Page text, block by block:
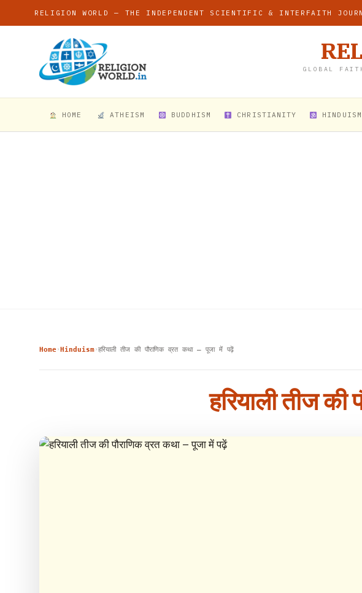
RELIGION WORLD — THE INDEPENDENT SCIENTIFIC & INTERFAITH
GLOBAL
HOME ATHEISM BUDDHISM CHRISTIANITY HINDUISM
Home›Hinduism›हरियाली तीज की पौराणिक व्रत कथा – पूजा में पढ़ें
हरियाली तीज